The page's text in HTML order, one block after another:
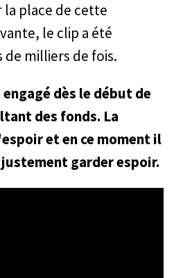
place de cette
le clip a été
de milliers de fois.
dès le début de
des fonds. La
et en ce moment il
garder espoir.